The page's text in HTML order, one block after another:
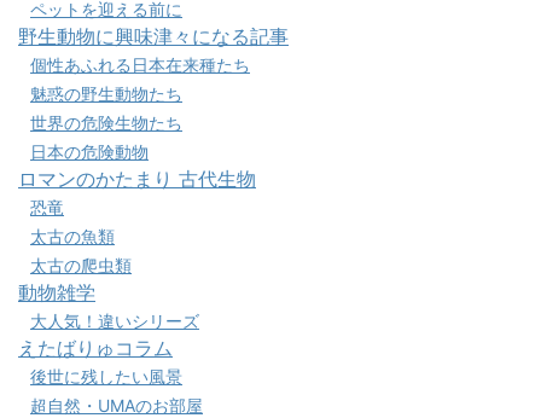
ペットを迎える前に
野生動物に興味津々になる記事
個性あふれる日本在来種たち
魅惑の野生動物たち
世界の危険生物たち
日本の危険動物
ロマンのかたまり 古代生物
恐竜
太古の魚類
太古の爬虫類
動物雑学
大人気！違いシリーズ
えたばりゅコラム
後世に残したい風景
超自然・UMAのお部屋